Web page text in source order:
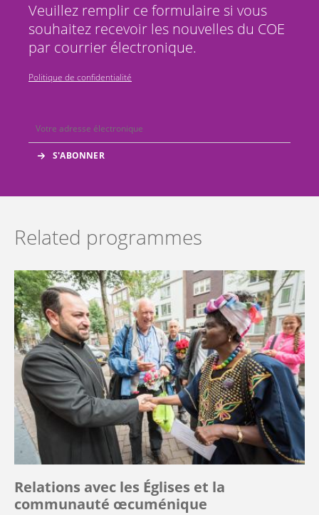
Veuillez remplir ce formulaire si vous
souhaitez recevoir les nouvelles du COE
par courrier électronique.
Politique de confidentialité
Related programmes
Relations avec les Églises et la
communauté œcuménique